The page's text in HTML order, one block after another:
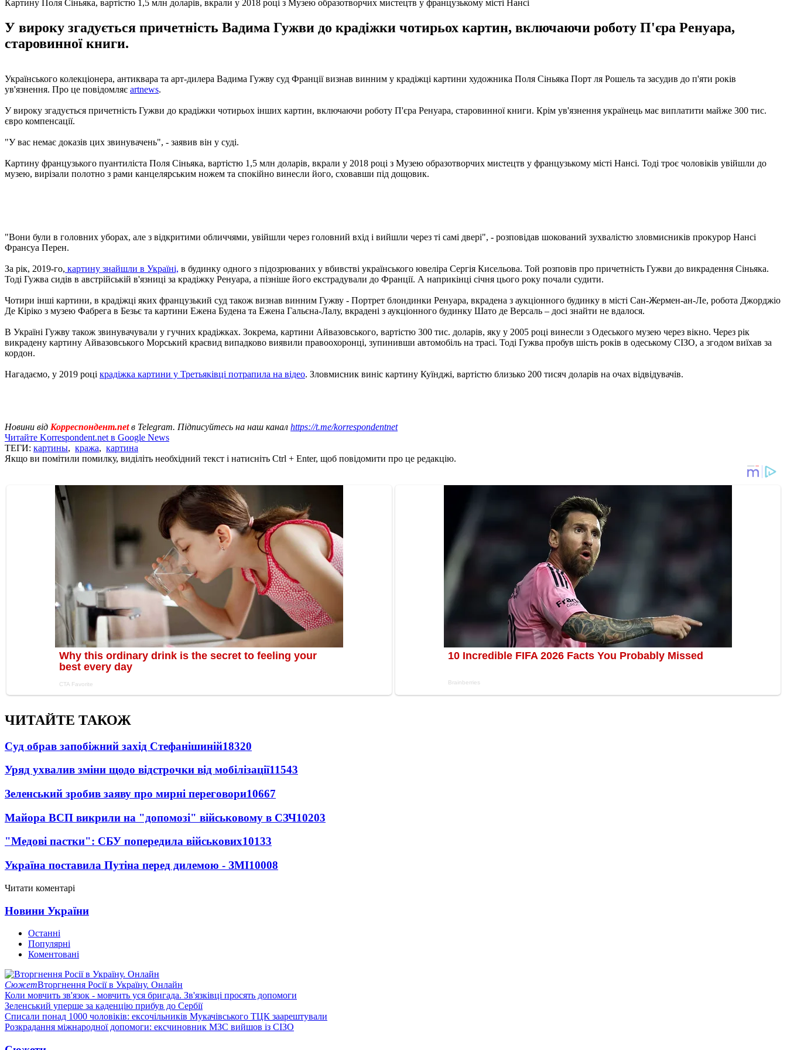
Картину Поля Сіньяка, вартістю 1,5 млн доларів, вкрали у 2018 році з Музею образотворчих мистецтв у французькому місті Нансі
У вироку згадується причетність Вадима Гужви до крадіжки чотирьох картин, включаючи роботу П'єра Ренуара,
старовинної книги.
Українського колекціонера, антиквара та арт-дилера Вадима Гужву суд Франції визнав винним у крадіжці картини художника Поля Сіньяка Порт ля Рошель та засудив до п'яти років
ув'язнення. Про це повідомляє artnews.
У вироку згадується причетність Гужви до крадіжки чотирьох інших картин, включаючи роботу П'єра Ренуара, старовинної книги. Крім ув'язнення українець має виплатити майже 300 тис.
євро компенсації.
"У вас немає доказів цих звинувачень", - заявив він у суді.
Картину французького пуантиліста Поля Сіньяка, вартістю 1,5 млн доларів, вкрали у 2018 році з Музею образотворчих мистецтв у французькому місті Нансі. Тоді троє чоловіків увійшли до
музею, вирізали полотно з рами канцелярським ножем та спокійно винесли його, сховавши під дощовик.
"Вони були в головних уборах, але з відкритими обличчями, увійшли через головний вхід і вийшли через ті самі двері", - розповідав шокований зухвалістю зловмисників прокурор Нансі
Франсуа Перен.
За рік, 2019-го, картину знайшли в Україні, в будинку одного з підозрюваних у вбивстві українського ювеліра Сергія Кисельова. Той розповів про причетність Гужви до викрадення Сіньяка.
Тоді Гужва сидів в австрійській в'язниці за крадіжку Ренуара, а пізніше його екстрадували до Франції. А наприкінці січня цього року почали судити.
Чотири інші картини, в крадіжці яких французький суд також визнав винним Гужву - Портрет блондинки Ренуара, вкрадена з аукціонного будинку в місті Сан-Жермен-ан-Ле, робота Джорджіо
Де Кіріко з музею Фабрега в Безьє та картини Ежена Будена та Ежена Гальєна-Лалу, вкрадені з аукціонного будинку Шато де Версаль – досі знайти не вдалося.
В Україні Гужву також звинувачували у гучних крадіжках. Зокрема, картини Айвазовського, вартістю 300 тис. доларів, яку у 2005 році винесли з Одеського музею через вікно. Через рік
викрадену картину Айвазовського Морський краєвид випадково виявили правоохоронці, зупинивши автомобіль на трасі. Тоді Гужва пробув шість років в одеському СІЗО, а згодом виїхав за
кордон.
Нагадаємо, у 2019 році крадіжка картини у Третьяківці потрапила на відео. Зловмисник виніс картину Куїнджі, вартістю близько 200 тисяч доларів на очах відвідувачів.
Новини від Корреспондент.netв Telegram. Підписуйтесь на наш канал https://t.me/korrespondentnet
Читайте Korrespondent.net в Google News
ТЕГИ: картины, кража, картина
Якщо ви помітили помилку, виділіть необхідний текст і натисніть Ctrl + Enter, щоб повідомити про це редакцію.
ЧИТАЙТЕ ТАКОЖ
Суд обрав запобіжний захід Стефанішиній18320
Уряд ухвалив зміни щодо відстрочки від мобілізації11543
Зеленський зробив заяву про мирні переговори10667
Майора ВСП викрили на "допомозі" військовому в СЗЧ10203
"Медові пастки": СБУ попередила військових10133
Україна поставила Путіна перед дилемою - ЗМІ10008
Читати коментарі
Новини України
Останні
Популярні
Коментовані
СюжетВторгнення Росії в Україну. Онлайн
Коли мовчить зв'язок - мовчить уся бригада. Зв'язківці просять допомоги
Зеленський уперше за каденцію прибув до Сербії
Списали понад 1000 чоловіків: ексочільників Мукачівського ТЦК заарештували
Розкрадання міжнародної допомоги: ексчиновник МЗС вийшов із СІЗО